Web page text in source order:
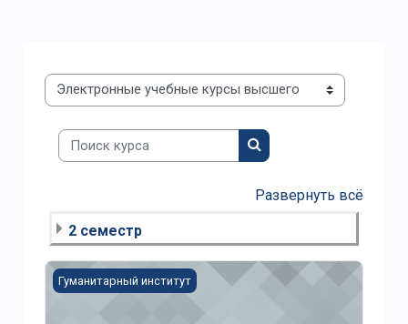
Категории курсов
Поиск курса
Поиск курса
Развернуть всё
2 семестр
Изображение курса Русские писатели-
Гуманитарный институт